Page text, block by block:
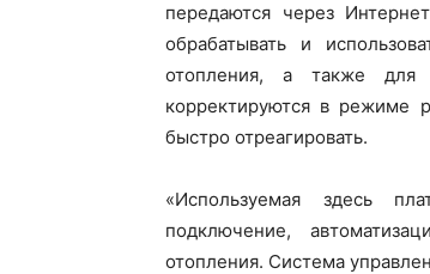
передаются через
обрабатывать и
отопления, а также для
корректируются в режиме
быстро отреагировать.
«Используемая здесь
подключение,
отопления. Система